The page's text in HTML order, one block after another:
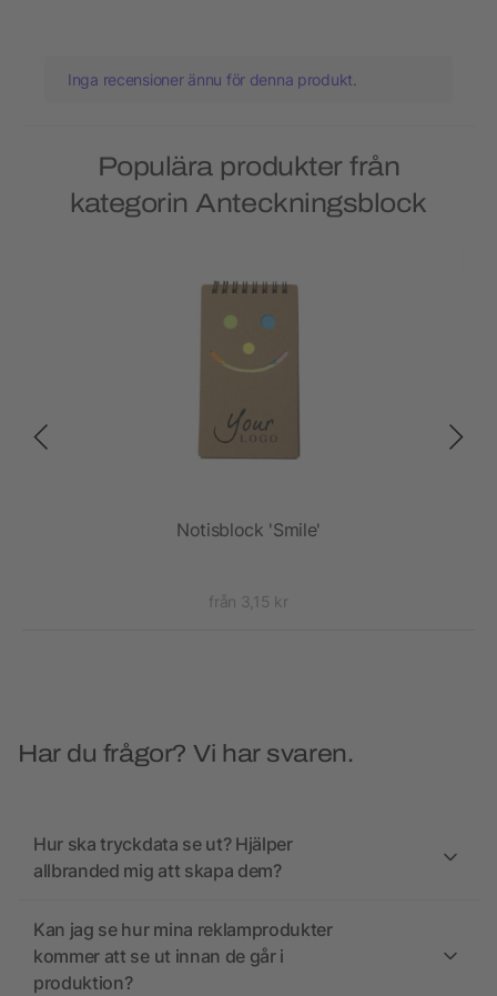
Inga recensioner ännu för denna produkt.
Populära produkter från
kategorin Anteckningsblock
Notisblock 'Smile'
från 3,15 kr
Har du frågor? Vi har svaren.
Hur ska tryckdata se ut? Hjälper
allbranded mig att skapa dem?
Kan jag se hur mina reklamprodukter
kommer att se ut innan de går i
produktion?